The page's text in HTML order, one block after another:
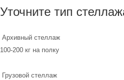
Уточните тип
Архивный стеллаж
100-200 кг на полку
Грузовой стеллаж